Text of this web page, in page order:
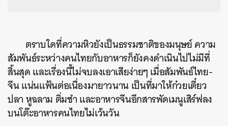
ตราบใดที่ความหิวยังเป็นธรรมชาติของมนุษย์ ความ
สัมพันธ์ระหว่างคนไทยกับอาหารก็ยังคงดำเนินไปไม่มีที่
สิ้นสุด และเรื่องนี้ไม่จบลงเอาเสียง่ายๆ เมื่อสัมพันธ์ไทย-
จีน แน่นแฟ้นต่อเนื่องมายาวนาน เป็นที่มาให้ก๋วยเตี๋ยว
ปลา หูฉลาม ติ่มซำ และอาหารจีนอีกสารพัดเมนูเสิร์ฟลง
บนโต๊ะอาหารคนไทยไม่เว้นวัน